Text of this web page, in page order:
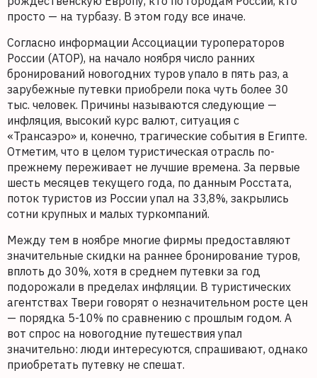
просто — на турбазу. В этом году все иначе.
Согласно информации Ассоциации туроператоров
России (АТОР), на начало ноября число ранних
бронирований новогодних туров упало в пять раз, а
зарубежные путевки приобрели пока чуть более 30
тыс. человек. Причины называются следующие —
инфляция, высокий курс валют, ситуация с
«Трансаэро» и, конечно, трагические события в Египте.
Отметим, что в целом туристическая отрасль по-
прежнему переживает не лучшие времена. За первые
шесть месяцев текущего года, по данным Росстата,
поток туристов из России упал на 33,8%, закрылись
сотни крупных и малых туркомпаний.
Между тем в ноябре многие фирмы предоставляют
значительные скидки на раннее бронирование туров,
вплоть до 30%, хотя в среднем путевки за год
подорожали в пределах инфляции. В туристических
агентствах Твери говорят о незначительном росте цен
— порядка 5-10% по сравнению с прошлым годом. А
вот спрос на новогодние путешествия упал
значительно: люди интересуются, спрашивают, однако
приобретать путевку не спешат.